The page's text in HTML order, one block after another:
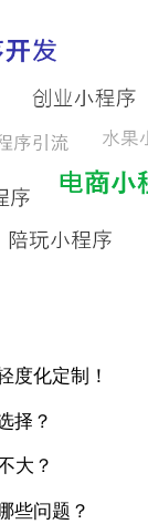
度化定制！
择？
大？
些问题？